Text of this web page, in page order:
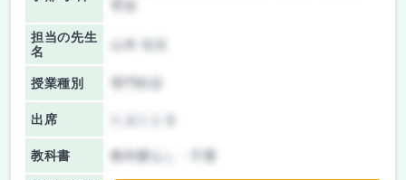
担当の先生
名
授業種別
出席
教科書 教科書なし・不要